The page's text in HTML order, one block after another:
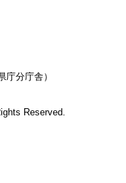
分庁舎）
Reserved.